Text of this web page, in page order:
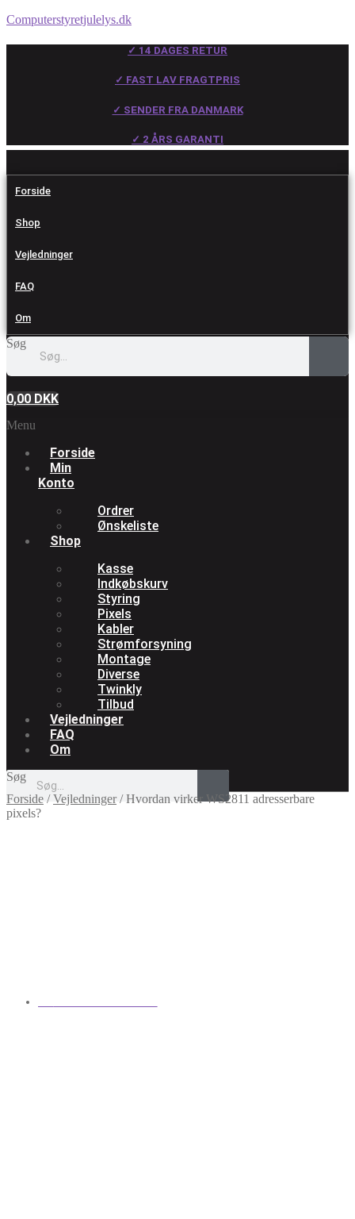
Computerstyretjulelys.dk
✓ 14 DAGES RETUR
✓ FAST LAV FRAGTPRIS
✓ SENDER FRA DANMARK
✓ 2 ÅRS GARANTI
Forside
Shop
Vejledninger
FAQ
Om
Søg
0,00 DKK
Menu
Forside
Min
Konto
Ordrer
Ønskeliste
Shop
Kasse
Indkøbskurv
Styring
Pixels
Kabler
Strømforsyning
Montage
Diverse
Twinkly
Tilbud
Vejledninger
FAQ
Om
Søg
Forside /Vejledninger/Hvordan virker WS2811 adresserbare
pixels?